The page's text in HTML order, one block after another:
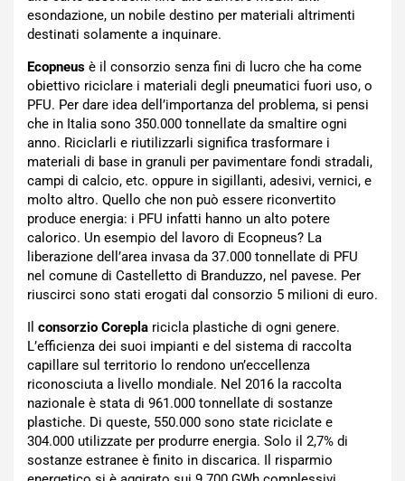
esondazione, un nobile destino per materiali altrimenti
destinati solamente a inquinare.
Ecopneus è il consorzio senza fini di lucro che ha come
obiettivo riciclare i materiali degli pneumatici fuori uso, o
PFU. Per dare idea dell’importanza del problema, si pensi
che in Italia sono 350.000 tonnellate da smaltire ogni
anno. Riciclarli e riutilizzarli significa trasformare i
materiali di base in granuli per pavimentare fondi stradali,
campi di calcio, etc. oppure in sigillanti, adesivi, vernici, e
molto altro. Quello che non può essere riconvertito
produce energia: i PFU infatti hanno un alto potere
calorico. Un esempio del lavoro di Ecopneus? La
liberazione dell’area invasa da 37.000 tonnellate di PFU
nel comune di Castelletto di Branduzzo, nel pavese. Per
riuscirci sono stati erogati dal consorzio 5 milioni di euro.
Il consorzio Corepla ricicla plastiche di ogni genere.
L’efficienza dei suoi impianti e del sistema di raccolta
capillare sul territorio lo rendono un’eccellenza
riconosciuta a livello mondiale. Nel 2016 la raccolta
nazionale è stata di 961.000 tonnellate di sostanze
plastiche. Di queste, 550.000 sono state riciclate e
304.000 utilizzate per produrre energia. Solo il 2,7% di
sostanze estranee è finito in discarica. Il risparmio